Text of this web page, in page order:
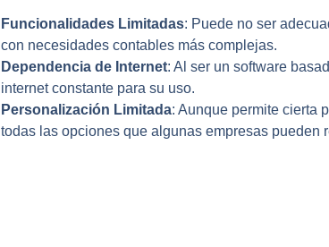
Funcionalidades Limitadas: Puede no ser
con necesidades contables más complejas.
Dependencia de Internet: Al ser un software
internet constante para su uso.
Personalización Limitada: Aunque permite cierta
todas las opciones que algunas empresas pueden